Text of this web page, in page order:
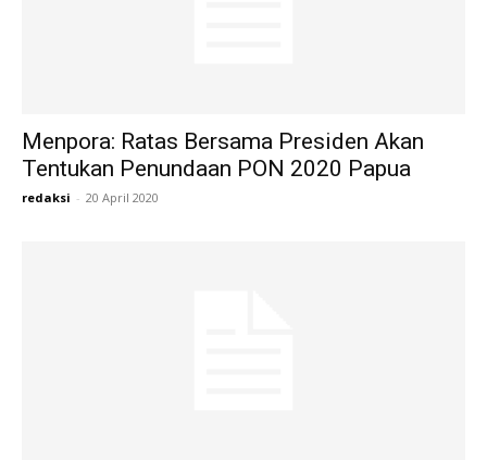
Menpora: Ratas Bersama Presiden Akan
Tentukan Penundaan PON 2020 Papua
redaksi - 20 April 2020